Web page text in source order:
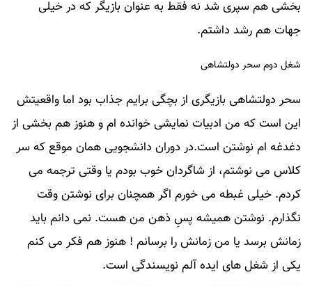
بخشی هم سپری شد نه فقط به عنوان بازیگر که در خیلی
جهات هم رشد داشتم.
شغل دوم سحر دولتشاهی
سحر دولتشاهی بازیگری از بچگی برایم جذاب بود اما واقعیتش
این است که من ادبیات نمایشی خوانده ام و هنوز هم بخشی از
دغدغه ام نوشتن است.در دوران دانشجویی همان موقع که سر
کلاس می نوشتم، از شاگردان خوب بودم یا وقتی ترجمه می
کردم. خیلی غبطه می خورم اگر همچنان برای نوشتن وقت
نگذارم. نوشتن همیشه پسِ ذهن من هست. نمی دانم باید
زمانش برسد یا من زمانش را برسانم ! هنوز هم فکر می کنم
یکی از شغل های ایده آلم نویسندگی است.